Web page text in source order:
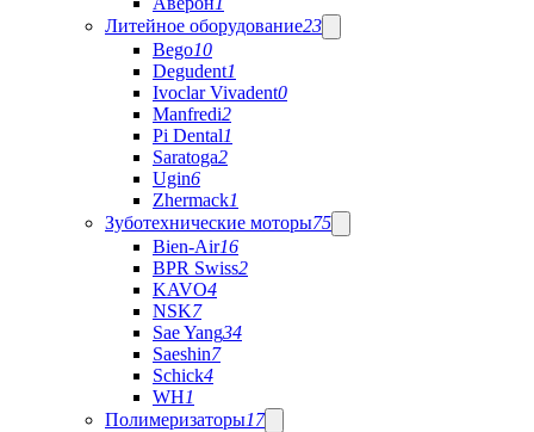
Литейное оборудование23
Bego10
Degudent1
Ivoclar Vivadent0
Manfredi2
Pi Dental1
Saratoga2
Ugin6
Zhermack1
Зуботехнические моторы75
Bien-Air16
BPR Swiss2
KAVO4
NSK7
Sae Yang34
Saeshin7
Schick4
WH1
Полимеризаторы17